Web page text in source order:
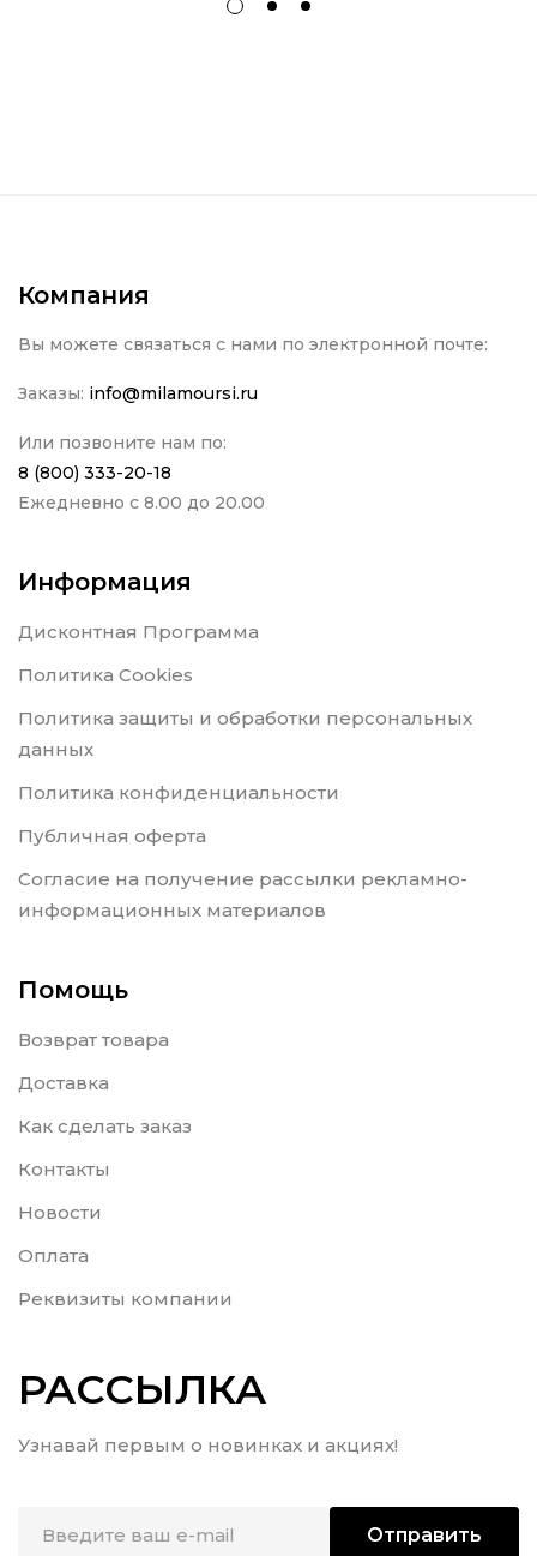
Компания
Вы можете связаться с нами по электронной почте:
Заказы: info@milamoursi.ru
Или позвоните нам по:
8 (800) 333-20-18
Ежедневно с 8.00 до 20.00
Информация
Дисконтная Программа
Политика Cookies
Политика защиты и обработки персональных
данных
Политика конфиденциальности
Публичная оферта
Согласие на получение рассылки рекламно-
информационных материалов
Помощь
Возврат товара
Доставка
Как сделать заказ
Контакты
Новости
Оплата
Реквизиты компании
РАССЫЛКА
Узнавай первым о новинках и акциях!
Отправить